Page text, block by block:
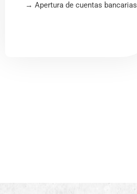
→ Apertura de cuentas bancarias